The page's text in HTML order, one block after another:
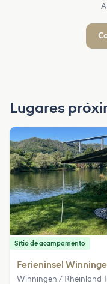
Lugares
Sítio de acampamento
Ferieninsel
Winningen / Rheinland-